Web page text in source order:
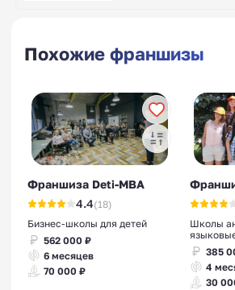
Похожие франшизы
Франшиза Deti-MBA
4.4(18)
Бизнес-школы для детей
562 000 ₽
6 месяцев
70 000 ₽
Школы
385
4
30